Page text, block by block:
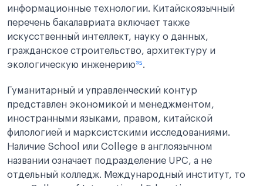
информационные технологии. Китайскоязычный
перечень бакалавриата включает также
искусственный интеллект, науку о данных,
гражданское строительство, архитектуру и
экологическую инженерию³⁵.
Гуманитарный и управленческий контур
представлен экономикой и менеджментом,
иностранными языками, правом, китайской
филологией и марксистскими исследованиями.
Наличие School или College в англоязычном
названии означает подразделение UPC, а не
отдельный колледж. Международный институт, то